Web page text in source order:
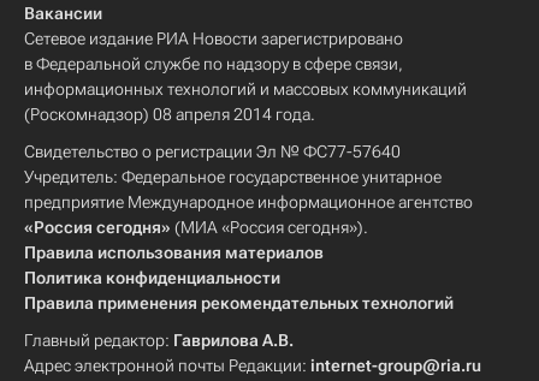
Вакансии
Сетевое издание РИА Новости зарегистрировано
в Федеральной службе по надзору в сфере связи,
информационных технологий и массовых коммуникаций
(Роскомнадзор) 08 апреля 2014 года.
Свидетельство о регистрации Эл № ФС77-57640
Учредитель: Федеральное государственное унитарное
предприятие Международное информационное агентство
«Россия сегодня» (МИА «Россия сегодня»).
Правила использования материалов
Политика конфиденциальности
Правила применения рекомендательных технологий
Главный редактор: Гаврилова А.В.
Адрес электронной почты Редакции: internet-group@ria.ru